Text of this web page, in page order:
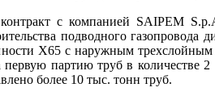
с компанией SAIPEM
подводного газопровода
Х65 с наружным
партию труб в количестве
более 10 тыс. тонн труб.